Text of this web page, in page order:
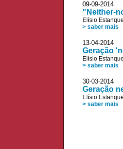
09-09-2014
"Neither-
Elísio
> saber mais
13-04-2014
Geração
Elísio
> saber mais
30-03-2014
Geração
Elísio
> saber mais